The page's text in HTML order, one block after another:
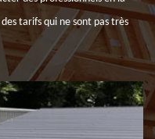
tarifs qui ne sont pas très